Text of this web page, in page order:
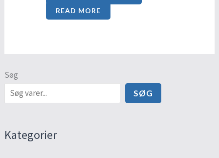
Søg
SØG
Kategorier
READ MORE